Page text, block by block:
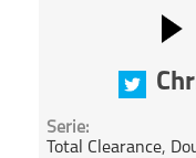
Serie:
Total Clearance,